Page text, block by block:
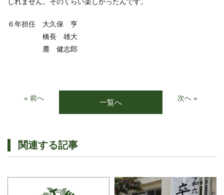
しれません。そのくらい楽しかったんです。
６年担任 大久保 亨
橋長 雄大
麓 健志郎
« 前へ 一覧へ 次へ »
関連する記事